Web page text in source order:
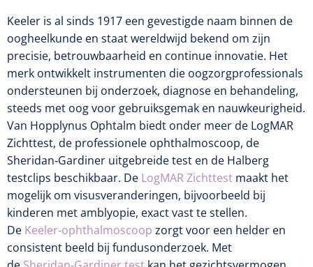
Wavefront aberrometers
Met keratometrie
Foropters
Lensmeters
Biometers
Ultrasound biometers
Optische biometers
Perimeters
Herbruikbare instrumenten
Mesjes en cannulla's
Units
Chirurgenstoelen
Tafels
Keeler is al sinds 1917 een gevestigde naam binnen de
oogheelkunde en staat wereldwijd bekend om zijn
precisie, betrouwbaarheid en continue innovatie. Het
merk ontwikkelt instrumenten die oogzorgprofessionals
ondersteunen bij onderzoek, diagnose en behandeling,
steeds met oog voor gebruiksgemak en nauwkeurigheid.
Van Hopplynus Ophtalm biedt onder meer de LogMAR
Zichttest, de professionele ophthalmoscoop, de
Sheridan‑Gardiner uitgebreide test en de Halberg
testclips beschikbaar. De LogMAR Zichttest maakt het
mogelijk om visusveranderingen, bijvoorbeeld bij
kinderen met amblyopie, exact vast te stellen.
De Keeler‑ophthalmoscoop zorgt voor een helder en
consistent beeld bij fundusonderzoek. Met